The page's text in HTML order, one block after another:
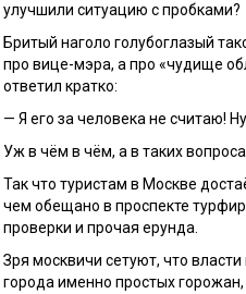
улучшили ситуацию с пробками?
Бритый наголо голубоглазый
про вице-мэра, а про «чудище
ответил кратко:
— Я его за человека не считаю!
Уж в чём в чём, а в таких
Так что туристам в Москве
чем обещано в проспекте
проверки и прочая ерунда.
Зря москвичи сетуют, что
города именно простых